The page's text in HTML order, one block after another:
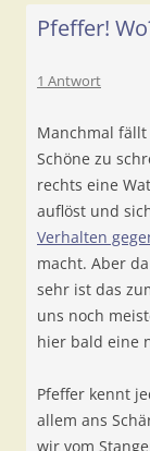
Pfeffer!
1 Antwort
Manchmal
Schöne zu
rechts eine
auflöst und
Verhalten
macht. Aber
sehr ist das
uns noch
hier bald eine
Pfeffer kennt
allem ans
wir vom